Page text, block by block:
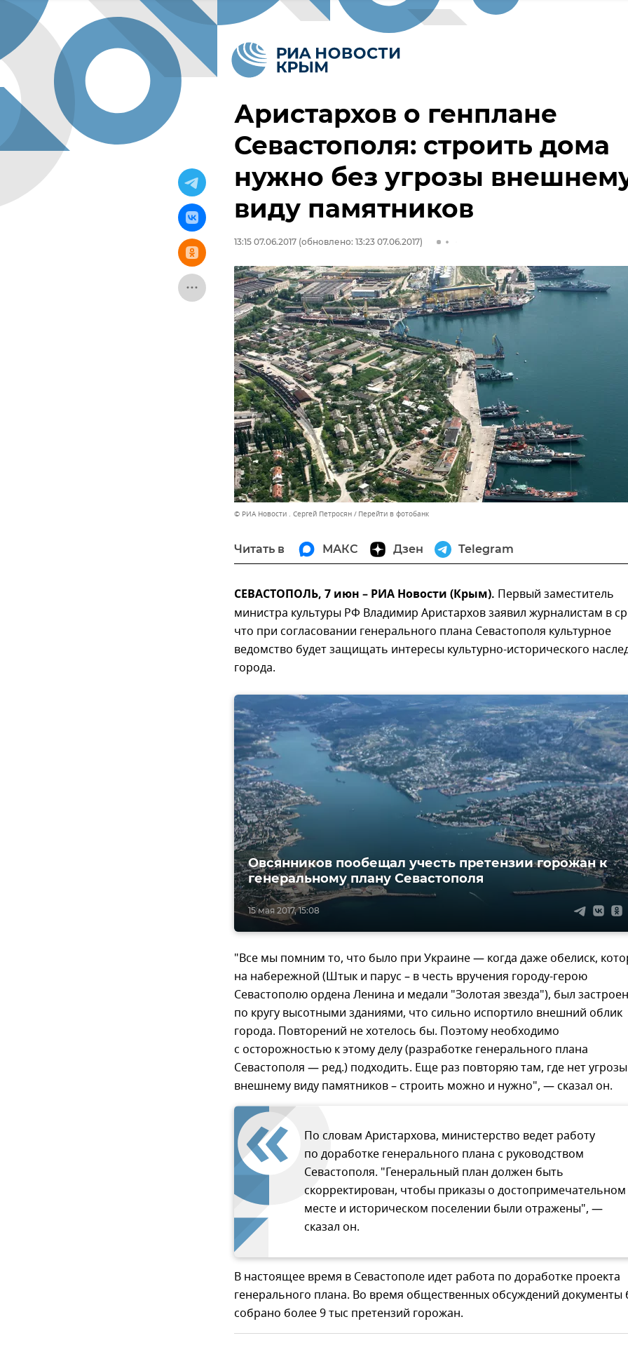
Аристархов о генплане
Севастополя: строить дома
нужно без угрозы
виду памятников
13:15 07.06.2017 (обновлено: 13:23 07.06.2017)
© РИА Новости . Сергей Петросян Перейти в фотобанк
Читать в МАКС Дзен Telegram
СЕВАСТОПОЛЬ, 7 июн – РИА Новости (Крым). Первый заместитель
министра культуры РФ Владимир Аристархов заявил журналистам в
что при согласовании генерального плана Севастополя культурное
ведомство будет защищать интересы культурно-исторического
города.
15 мая 2017, 15:08
Овсянников пообещал учесть претензии горожан к
генеральному плану Севастополя
"Все мы помним то, что было при Украине — когда даже обелиск,
на набережной (Штык и парус – в честь вручения городу-герою
Севастополю ордена Ленина и медали "Золотая звезда"), был застроен
по кругу высотными зданиями, что сильно испортило внешний облик
города. Повторений не хотелось бы. Поэтому необходимо
с осторожностью к этому делу (разработке генерального плана
Севастополя — ред.) подходить. Еще раз повторяю там, где нет угрозы
внешнему виду памятников – строить можно и нужно", — сказал он.
По словам Аристархова, министерство ведет работу
по доработке генерального плана с руководством
Севастополя. "Генеральный план должен быть
скорректирован, чтобы приказы о достопримечательном
месте и историческом поселении были отражены", —
сказал он.
В настоящее время в Севастополе идет работа по доработке проекта
генерального плана. Во время общественных обсуждений документы
собрано более 9 тыс претензий горожан.